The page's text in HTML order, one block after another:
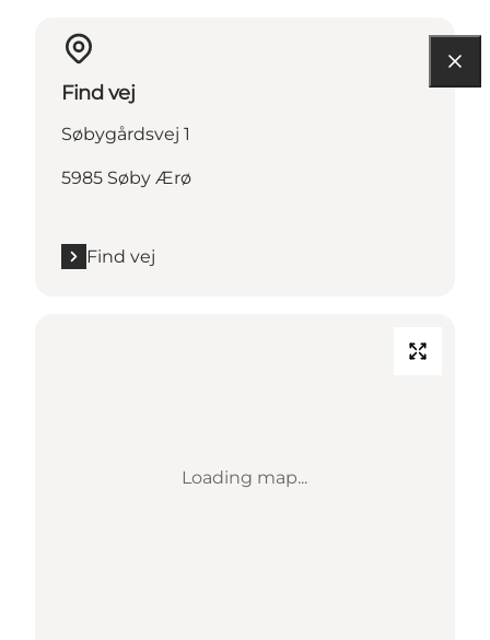
Find vej
Søbygårdsvej 1
5985 Søby Ærø
Find vej
Loading map...